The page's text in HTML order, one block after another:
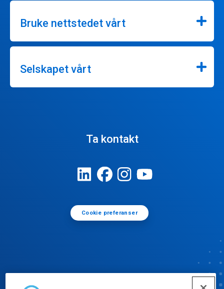
Bruke nettstedet vårt
Selskapet vårt
Ta kontakt
Cookie preferanser